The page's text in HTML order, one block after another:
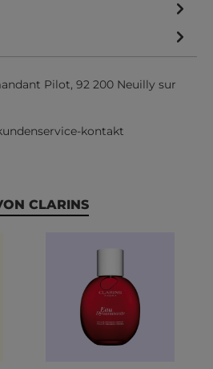
Pilot, 92 200 Neuilly sur
kontakt
CLARINS